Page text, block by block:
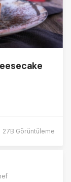
27B Görüntüleme